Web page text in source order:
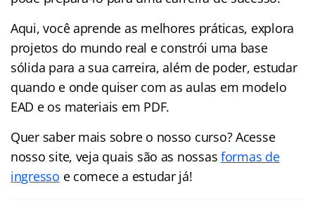
Aqui, você aprende as melhores práticas, explora
projetos do mundo real e constrói uma base
sólida para a sua carreira, além de poder, estudar
quando e onde quiser com as aulas em modelo
EAD e os materiais em PDF.
Quer saber mais sobre o nosso curso? Acesse
nosso site, veja quais são as nossasformas de
ingresso e comece a estudar já!